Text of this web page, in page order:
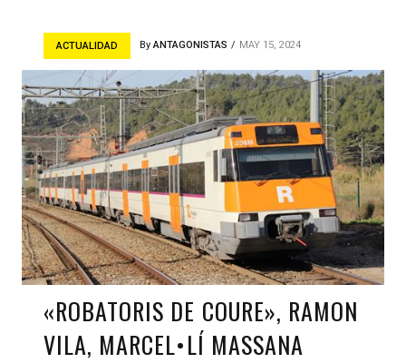
ACTUALIDAD ByANTAGONISTAS MAY 15, 2024
«ROBATORIS DE COURE», RAMON
VILA, MARCEL•LÍ MASSANA